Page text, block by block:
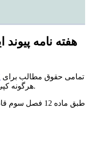
هفته نامه پیوند
تمامی حقوق مطالب برای
هرگونه کپی برداری بدون ذکر منبع ممنوع می باشد.
طبق ماده 12